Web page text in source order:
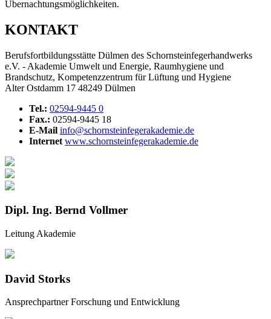
Übernachtungsmöglichkeiten.
KONTAKT
Berufsfortbildungsstätte Dülmen des Schornsteinfegerhandwerks
e.V. - Akademie Umwelt und Energie, Raumhygiene und
Brandschutz, Kompetenzzentrum für Lüftung und Hygiene
Alter Ostdamm 17 48249 Dülmen
Tel.: 02594-9445 0
Fax.: 02594-9445 18
E-Mail info@schornsteinfegerakademie.de
Internet www.schornsteinfegerakademie.de
Dipl. Ing. Bernd Vollmer
Leitung Akademie
David Storks
Ansprechpartner Forschung und Entwicklung